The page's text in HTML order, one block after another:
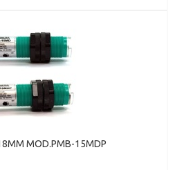
MOD.PMB-15MDP